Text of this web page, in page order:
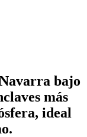
bajo
más
ideal